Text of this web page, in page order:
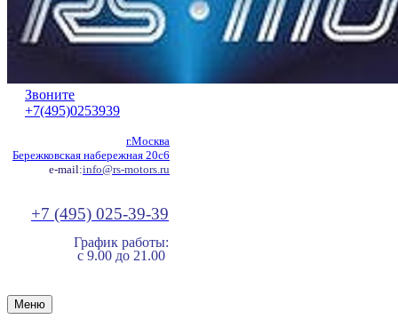
Звоните
+7(495)0253939
г.Москва
Бережковская набережная 20с6
e-mail:info@rs-motors.ru
+7 (495) 025-39-39
График работы:
с 9.00 до 21.00
Меню